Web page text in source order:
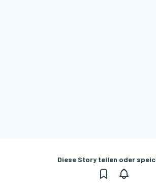
Diese Story teilen oder